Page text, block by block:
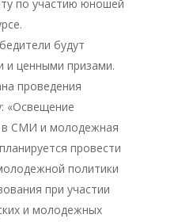
по участию юношей
будут
и ценными призами.
проведения
«Освещение
СМИ и молодежная
провести
политики
при участии
и молодежных